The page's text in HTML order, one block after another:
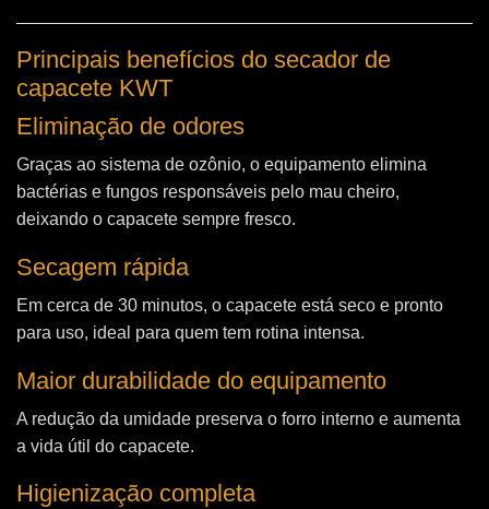
Principais benefícios do secador de
capacete KWT
Eliminação de odores
Graças ao sistema de ozônio, o equipamento elimina
bactérias e fungos responsáveis pelo mau cheiro,
deixando o capacete sempre fresco.
Secagem rápida
Em cerca de 30 minutos, o capacete está seco e pronto
para uso, ideal para quem tem rotina intensa.
Maior durabilidade do equipamento
A redução da umidade preserva o forro interno e aumenta
a vida útil do capacete.
Higienização completa